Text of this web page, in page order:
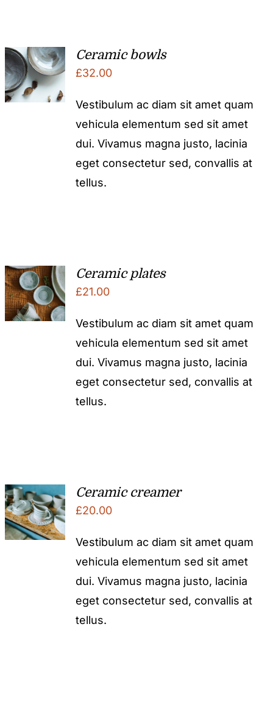
Ceramic bowls
£32.00
Vestibulum ac diam sit amet quam
vehicula elementum sed sit amet
dui. Vivamus magna justo, lacinia
eget consectetur sed, convallis at
tellus.
Ceramic plates
£21.00
Vestibulum ac diam sit amet quam
vehicula elementum sed sit amet
dui. Vivamus magna justo, lacinia
eget consectetur sed, convallis at
tellus.
Ceramic creamer
£20.00
Vestibulum ac diam sit amet quam
vehicula elementum sed sit amet
dui. Vivamus magna justo, lacinia
eget consectetur sed, convallis at
tellus.